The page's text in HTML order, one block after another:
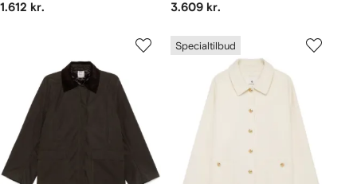
1.612 kr. 3.609 kr.
Specialtilbud